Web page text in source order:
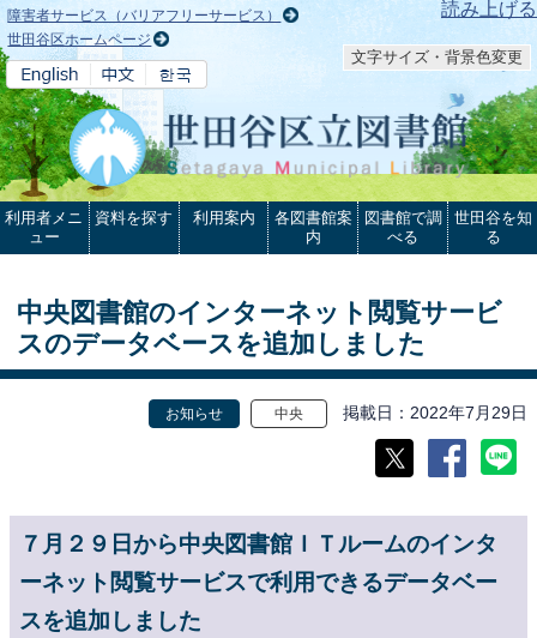
本文へ 読み上げる
障害者サービス（バリアフリーサービス）
世田谷区ホームページ
文字サイズ・背景色変更
利用者メニ
ュー
資料を探す 利用案内
各図書館案
内
図書館で調
べる
世田谷を知
る
中央図書館のインターネット閲覧サービ
スのデータベースを追加しました
お知らせ 中央 掲載日 2022年7月29日
７月２９日から中央図書館ＩＴルームのインタ
ーネット閲覧サービスで利用できるデータベー
スを追加しました